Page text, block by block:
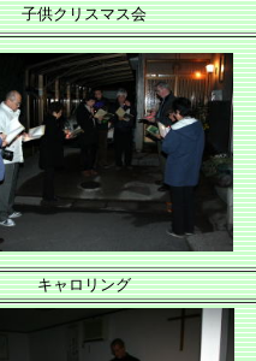
子供クリスマス会
キャロリング